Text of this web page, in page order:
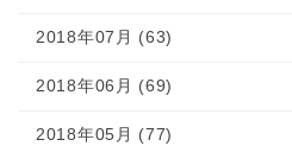
2018年07月 (63)
2018年06月 (69)
2018年05月 (77)